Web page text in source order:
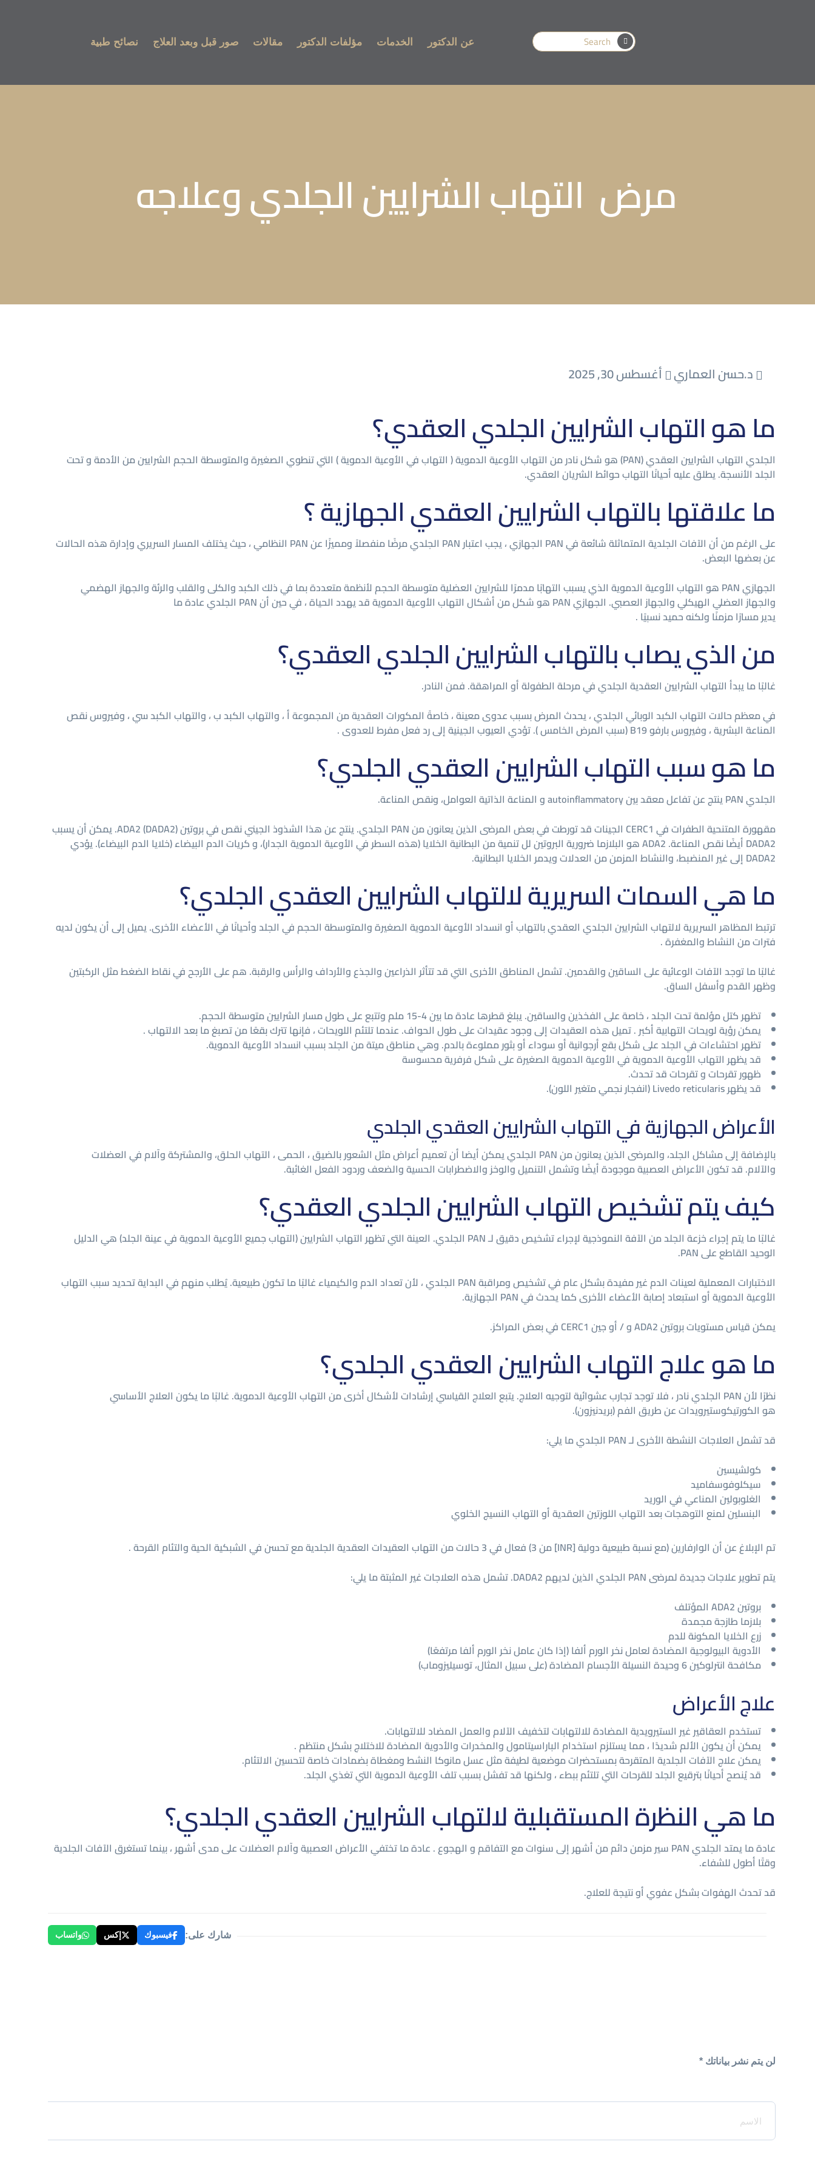
عن الدكتور الخدمات مؤلفات الدكتور مقالات صور قبل وبعد العلاج نصائح طبية
مرض التهاب الشرايين الجلدي وعلاجه
د.حسن العماري أغسطس 30, 2025
ما هو التهاب الشرايين الجلدي العقدي؟
الجلدي التهاب الشرايين العقدي (PAN) هو شكل نادر من التهاب الأوعية الدموية ( التهاب في الأوعية الدموية ) التي تنطوي الصغيرة والمتوسطة الحجم الشرايين من الأدمة و تحت
الجلد الأنسجة. يطلق عليه أحيانًا التهاب حوائط الشريان العقدي.
ما علاقتها بالتهاب الشرايين العقدي الجهازية ؟
على الرغم من أن الآفات الجلدية المتماثلة شائعة في PAN الجهازي ، يجب اعتبار PAN الجلدي مرضًا منفصلاً ومميزًا عن PAN النظامي ، حيث يختلف المسار السريري وإدارة هذه الحالات
عن بعضها البعض.
الجهازي PAN هو التهاب الأوعية الدموية الذي يسبب التهابًا مدمرًا للشرايين العضلية متوسطة الحجم لأنظمة متعددة بما في ذلك الكبد والكلى والقلب والرئة والجهاز الهضمي
والجهاز العضلي الهيكلي والجهاز العصبي. الجهازي PAN هو شكل من أشكال التهاب الأوعية الدموية قد يهدد الحياة ، في حين أن PAN الجلدي عادة ما
يدير مسارًا مزمنًا ولكنه حميد نسبيًا .
من الذي يصاب بالتهاب الشرايين الجلدي العقدي؟
غالبًا ما يبدأ التهاب الشرايين العقدية الجلدي في مرحلة الطفولة أو المراهقة. فمن النادر.
في معظم حالات التهاب الكبد الوبائي الجلدي ، يحدث المرض بسبب عدوى معينة ، خاصةً المكورات العقدية من المجموعة أ ، والتهاب الكبد ب ، والتهاب الكبد سي ، وفيروس نقص
المناعة البشرية ، وفيروس بارفو B19 (سبب المرض الخامس ). تؤدي العيوب الجينية إلى رد فعل مفرط للعدوى .
ما هو سبب التهاب الشرايين العقدي الجلدي؟
الجلدي PAN ينتج عن تفاعل معقد بين autoinflammatory و المناعة الذاتية العوامل، ونقص المناعة.
مقهورة المتنحية الطفرات في CERC1 الجينات قد تورطت في بعض المرضى الذين يعانون من PAN الجلدي. ينتج عن هذا الشذوذ الجيني نقص في بروتين ADA2 (DADA2). يمكن أن يسبب
DADA2 أيضًا نقص المناعة. ADA2 هو البلازما ضرورية البروتين لل تنمية من البطانية الخلايا (هذه السطر في الأوعية الدموية الجدار)، و كريات الدم البيضاء (خلايا الدم البيضاء). يؤدي
DADA2 إلى غير المنضبط، والنشاط المزمن من العدلات ويدمر الخلايا البطانية.
ما هي السمات السريرية لالتهاب الشرايين العقدي الجلدي؟
ترتبط المظاهر السريرية لالتهاب الشرايين الجلدي العقدي بالتهاب أو انسداد الأوعية الدموية الصغيرة والمتوسطة الحجم في الجلد وأحيانًا في الأعضاء الأخرى. يميل إلى أن يكون لديه
فترات من النشاط والمغفرة .
غالبًا ما توجد الآفات الوعائية على الساقين والقدمين. تشمل المناطق الأخرى التي قد تتأثر الذراعين والجذع والأرداف والرأس والرقبة. هم على الأرجح في نقاط الضغط مثل الركبتين
وظهر القدم وأسفل الساق.
تظهر كتل مؤلمة تحت الجلد ، خاصة على الفخذين والساقين. يبلغ قطرها عادة ما بين 4-15 ملم وتتبع على طول مسار الشرايين متوسطة الحجم.
يمكن رؤية لويحات التهابية أكبر . تميل هذه العقيدات إلى وجود عقيدات على طول الحواف. عندما تلتئم اللويحات ، فإنها تترك بقعًا من تصبغ ما بعد الالتهاب .
تظهر احتشاءات في الجلد على شكل بقع أرجوانية أو سوداء أو بثور مملوءة بالدم. وهي مناطق ميتة من الجلد بسبب انسداد الأوعية الدموية.
قد يظهر التهاب الأوعية الدموية في الأوعية الدموية الصغيرة على شكل فرفرية محسوسة
ظهور تقرحات و تقرحات قد تحدث.
قد يظهر Livedo reticularis (انفجار نجمي متغير اللون).
الأعراض الجهازية في التهاب الشرايين العقدي الجلدي
بالإضافة إلى مشاكل الجلد، والمرضى الذين يعانون من PAN الجلدي يمكن أيضا أن تعميم أعراض مثل الشعور بالضيق ، الحمى ، التهاب الحلق، والمشتركة وآلام في العضلات
والآلام. قد تكون الأعراض العصبية موجودة أيضًا وتشمل التنميل والوخز والاضطرابات الحسية والضعف وردود الفعل الغائبة.
كيف يتم تشخيص التهاب الشرايين الجلدي العقدي؟
غالبًا ما يتم إجراء خزعة الجلد من الآفة النموذجية لإجراء تشخيص دقيق لـ PAN الجلدي. العينة التي تظهر التهاب الشرايين (التهاب جميع الأوعية الدموية في عينة الجلد) هي الدليل
الوحيد القاطع على PAN.
الاختبارات المعملية لعينات الدم غير مفيدة بشكل عام في تشخيص ومراقبة PAN الجلدي ، لأن تعداد الدم والكيمياء غالبًا ما تكون طبيعية. يُطلب منهم في البداية تحديد سبب التهاب
الأوعية الدموية أو استبعاد إصابة الأعضاء الأخرى كما يحدث في PAN الجهازية.
يمكن قياس مستويات بروتين ADA2 و / أو جين CERC1 في بعض المراكز.
ما هو علاج التهاب الشرايين العقدي الجلدي؟
نظرًا لأن PAN الجلدي نادر ، فلا توجد تجارب عشوائية لتوجيه العلاج. يتبع العلاج القياسي إرشادات لأشكال أخرى من التهاب الأوعية الدموية. غالبًا ما يكون العلاج الأساسي
هو الكورتيكوستيرويدات عن طريق الفم (بريدنيزون).
قد تشمل العلاجات النشطة الأخرى لـ PAN الجلدي ما يلي:
كولشيسين
سيكلوفوسفاميد
الغلوبولين المناعي في الوريد
البنسلين لمنع التوهجات بعد التهاب اللوزتين العقدية أو التهاب النسيج الخلوي
تم الإبلاغ عن أن الوارفارين (مع نسبة طبيعية دولية [INR] من 3) فعال في 3 حالات من التهاب العقيدات العقدية الجلدية مع تحسن في الشبكية الحية والتئام القرحة .
يتم تطوير علاجات جديدة لمرضى PAN الجلدي الذين لديهم DADA2. تشمل هذه العلاجات غير المثبتة ما يلي:
بروتين ADA2 المؤتلف
بلازما طازجة مجمدة
زرع الخلايا المكونة للدم
الأدوية البيولوجية المضادة لعامل نخر الورم ألفا (إذا كان عامل نخر الورم ألفا مرتفعًا)
مكافحة انترلوكين 6 وحيدة النسيلة الأجسام المضادة (على سبيل المثال، توسيليزوماب)
علاج الأعراض
تستخدم العقاقير غير الستيرويدية المضادة للالتهابات لتخفيف الآلام والعمل المضاد للالتهابات.
يمكن أن يكون الألم شديدًا ، مما يستلزم استخدام الباراسيتامول والمخدرات والأدوية المضادة للاختلاج بشكل منتظم .
يمكن علاج الآفات الجلدية المتقرحة بمستحضرات موضعية لطيفة مثل عسل مانوكا النشط ومغطاة بضمادات خاصة لتحسين الالتئام.
قد يُنصح أحيانًا بترقيع الجلد للقرحات التي تلتئم ببطء ، ولكنها قد تفشل بسبب تلف الأوعية الدموية التي تغذي الجلد.
ما هي النظرة المستقبلية لالتهاب الشرايين العقدي الجلدي؟
عادة ما يمتد الجلدي PAN سير مزمن دائم من أشهر إلى سنوات مع التفاقم و الهجوع . عادة ما تختفي الأعراض العصبية وآلام العضلات على مدى أشهر ، بينما تستغرق الآفات الجلدية
وقتًا أطول للشفاء.
قد تحدث الهفوات بشكل عفوي أو نتيجة للعلاج.
شارك على: فيسبوك إكس واتساب
لن يتم نشر بياناتك *